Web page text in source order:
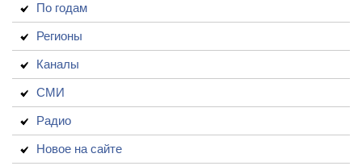
По годам
Регионы
Каналы
СМИ
Радио
Новое на сайте